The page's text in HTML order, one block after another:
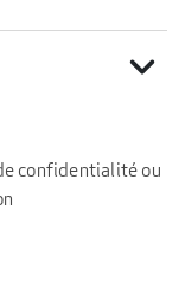
expand_more
confidentialité ou